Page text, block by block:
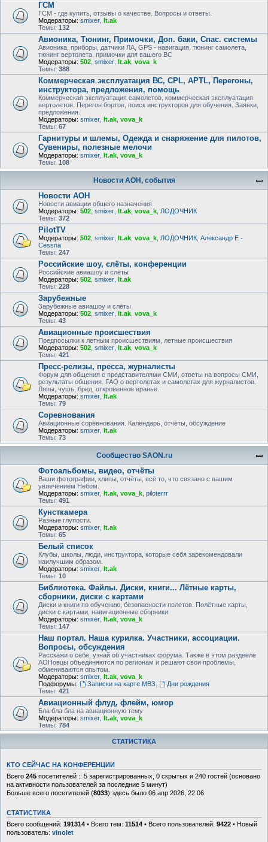
ГСМ
ГСМ - где купить, отзывы о качестве. Вопросы и ответы.
Модераторы: smixer lt.ak
Темы: 132
Авионика, Тюнинг, Примочки, Доп. баки, Спас. системы
Авионика, приборы, датчики ЛА, GPS - навигация, тюнинг самолета,
тюнинг вертолета, примочки для вашего ВС
Модераторы: 502 smixer lt.ak vova_k
Темы: 388
Коммерческая эксплуатация ВС, CPL, APTL, Перегоны,
инструктора, предложения, помощь
Коммерческая эксплуатация самолетов, коммерческая эксплуатация
вертолетов. Перегон бортов, поиск инструкторов для обучения. Заявки,
предложения.
Модераторы: smixer lt.ak vova_k
Темы: 67
Гарнитуры и шлемы, Одежда и снаряжение для пилотов,
Сувениры, полезные мелочи
Модераторы: smixer lt.ak vova_k
Темы: 108
Новости АОН, события
Новости АОН
Новости авиации общего назначения
Модераторы: 502 smixer lt.ak vova_k ЛОДОЧНИК
Темы: 372
PilotTV
Модераторы: 502 smixer lt.ak vova_k ЛОДОЧНИК Александр E -
Cessna
Темы: 247
Российские шоу, слёты, конференции
Российские авиашоу и слёты
Модераторы: 502 smixer lt.ak
Темы: 228
Зарубежные
Зарубежные авиашоу и слёты
Модераторы: 502 smixer lt.ak vova_k
Темы: 43
Авиационные происшествия
Предпосылки к летным происшествиям, летные происшествия
Модераторы: 502 smixer lt.ak vova_k
Темы: 421
Пресс-релизы, пресса, журналисты
Форум для общения с представителями СМИ, ответы на вопросы СМИ,
результаты общения. FAQ о вертолетах и самолетах для журналистов.
Ляпы, чушь, бред, откровенное вранье.
Модераторы: smixer lt.ak
Темы: 79
Соревнования
Авиационные соревнования. Календарь, отчёты, обсуждение
Модераторы: smixer lt.ak
Темы: 73
Сообщество SAON.ru
Фотоальбомы, видео, отчёты
Ваши фотографии, клипы, отчёты, всё то, что связано с вашим
увлечением Небом.
Модераторы: smixer lt.ak vova_k piloterrr
Темы: 491
Кунсткамера
Разные глупости.
Модераторы: smixer lt.ak
Темы: 65
Белый список
Клубы, школы, люди, инструктора, которые себя зарекомендовали
наилучшим образом.
Модераторы: smixer lt.ak
Темы: 10
Библиотека. Файлы. Диски, книги... Лётные карты,
сборники, диски с картами
Диски и книги по обучению, безопасности полетов. Полётные карты,
диски с картами, навигационные сборники
Модераторы: smixer lt.ak vova_k
Темы: 147
Наш портал. Наша курилка. Участники, ассоциации.
Вопросы, обсуждения
Расскажи о себе, узнай об участниках форума. Также в этом раздееле
АОНовцы объединяются по регионам и решают свои проблемы,
обмениваются опытом.
Модераторы: smixer lt.ak vova_k
Подфорумы:
Записки на карте МВЗ
Дни рождения
Темы: 421
Авиационный флуд, флейм, юмор
Бла бла бла на авиационную тему
Модераторы: smixer lt.ak vova_k
Темы: 784
СТАТИСТИКА
КТО СЕЙЧАС НА КОНФЕРЕНЦИИ
Всего 245 посетителей :: 5 зарегистрированных, 0 скрытых и 240 гостей (основано
на активности пользователей за последние 5 минут)
Больше всего посетителей (8033) здесь было 06 апр 2026, 22:06
СТАТИСТИКА
Всего сообщений: 191314 • Всего тем: 11514 • Всего пользователей: 9422 • Новый
пользователь: vinolet